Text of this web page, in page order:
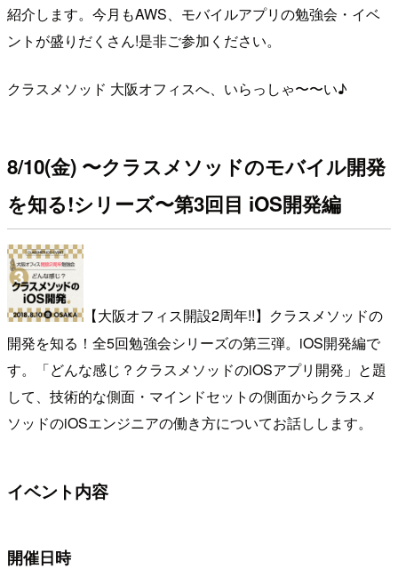
紹介します。今月もAWS、モバイルアプリの勉強会・イベ
ントが盛りだくさん!是非ご参加ください。
クラスメソッド 大阪オフィスへ、いらっしゃ〜〜い♪
8/10(金) 〜クラスメソッドのモバイル開発
を知る!シリーズ〜第3回目 iOS開発編
【大阪オフィス開設2周年!!】クラスメソッドの
開発を知る！全5回勉強会シリーズの第三弾。iOS開発編で
す。「どんな感じ？クラスメソッドのiOSアプリ開発」と題
して、技術的な側面・マインドセットの側面からクラスメ
ソッドのiOSエンジニアの働き方についてお話しします。
イベント内容
開催日時